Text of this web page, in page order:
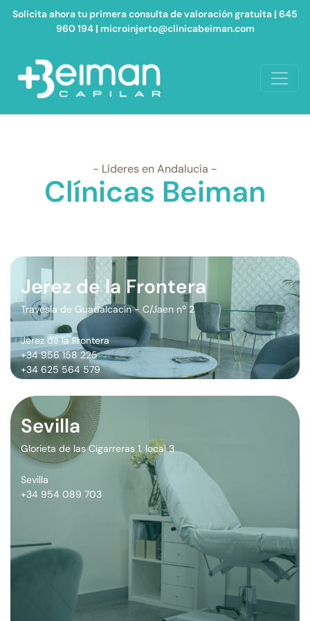
Solicita ahora tu primera consulta de valoración gratuita | 645
960 194 | microinjerto@clinicabeiman.com
- Líderes en Andalucía -
Clínicas Beiman
Jerez de la Frontera
Travesía de Guadalcacín - C/Jaen nº 2
Jerez de la Frontera
+34 956 158 225
+34 625 564 579
Sevilla
Glorieta de las Cigarreras 1, local 3
Sevilla
+34 954 089 703